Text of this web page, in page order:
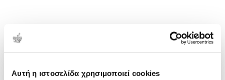
Αυτή η ιστοσελίδα χρησιμοποιεί cookies